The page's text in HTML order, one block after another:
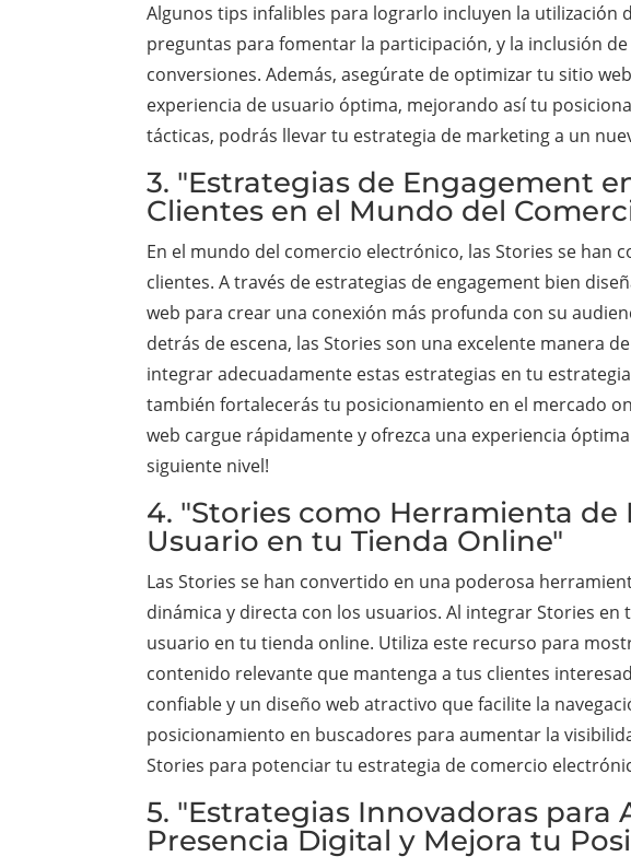
Algunos tips infalibles para lograrlo incluyen la
preguntas para fomentar la participación, y la inclusión
conversiones. Además, asegúrate de optimizar tu sitio
experiencia de usuario óptima, mejorando así tu
tácticas, podrás llevar tu estrategia de marketing a un
3. "Estrategias de Engagement
Clientes en el Mundo del
En el mundo del comercio electrónico, las Stories se
clientes. A través de estrategias de engagement bien
web para crear una conexión más profunda con su
detrás de escena, las Stories son una excelente manera
integrar adecuadamente estas estrategias en tu
también fortalecerás tu posicionamiento en el mercado
web cargue rápidamente y ofrezca una experiencia
siguiente nivel!
4. "Stories como Herramienta
Usuario en tu Tienda Online"
Las Stories se han convertido en una poderosa
dinámica y directa con los usuarios. Al integrar Stories
usuario en tu tienda online. Utiliza este recurso para
contenido relevante que mantenga a tus clientes
confiable y un diseño web atractivo que facilite la
posicionamiento en buscadores para aumentar la
Stories para potenciar tu estrategia de comercio
5. "Estrategias Innovadoras
Presencia Digital y Mejora tu